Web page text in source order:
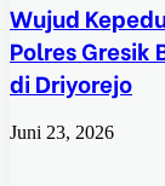
Wujud
Polres Gresik
di Driyorejo
Juni 23, 2026